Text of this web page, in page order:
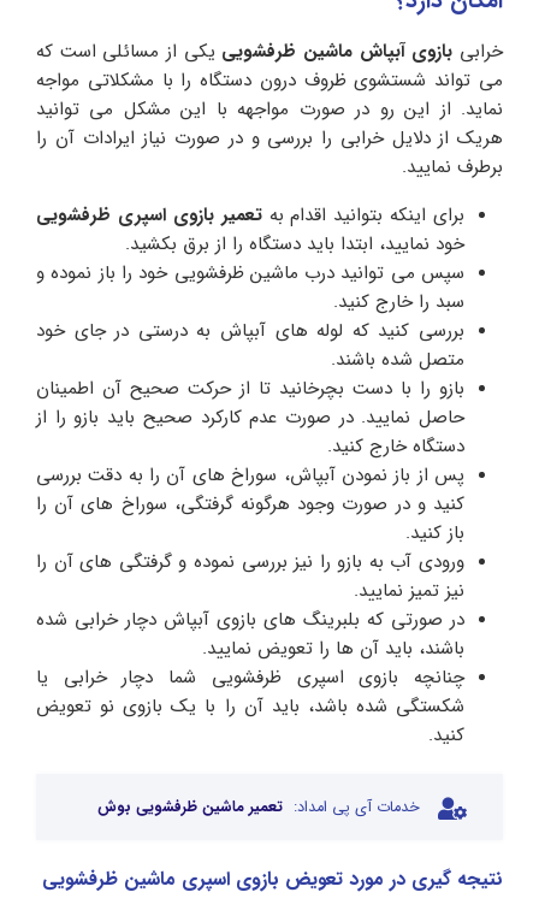
خرابی بازوی آبپاش ماشین ظرفشویی یکی از مسائلی است که
می تواند شستشوی ظروف درون دستگاه را با مشکلاتی مواجه
نماید. از این رو در صورت مواجهه با این مشکل می توانید
هریک از دلایل خرابی را بررسی و در صورت نیاز ایرادات آن را
برطرف نمایید.
برای اینکه بتوانید اقدام به تعمیر بازوی اسپری ظرفشویی
خود نمایید، ابتدا باید دستگاه را از برق بکشید.
سپس می توانید درب ماشین ظرفشویی خود را باز نموده و
سبد را خارج کنید.
بررسی کنید که لوله های آبپاش به درستی در جای خود
متصل شده باشند.
بازو را با دست بچرخانید تا از حرکت صحیح آن اطمینان
حاصل نمایید. در صورت عدم کارکرد صحیح باید بازو را از
دستگاه خارج کنید.
پس از باز نمودن آبپاش، سوراخ های آن را به دقت بررسی
کنید و در صورت وجود هرگونه گرفتگی، سوراخ های آن را
باز کنید.
ورودی آب به بازو را نیز بررسی نموده و گرفتگی های آن را
نیز تمیز نمایید.
در صورتی که بلبرینگ های بازوی آبپاش دچار خرابی شده
باشند، باید آن ها را تعویض نمایید.
چنانچه بازوی اسپری ظرفشویی شما دچار خرابی یا
شکستگی شده باشد، باید آن را با یک بازوی نو تعویض
کنید.
خدمات آی پی امداد: تعمیر ماشین ظرفشویی بوش
نتیجه گیری در مورد تعویض بازوی اسپری ماشین ظرفشویی